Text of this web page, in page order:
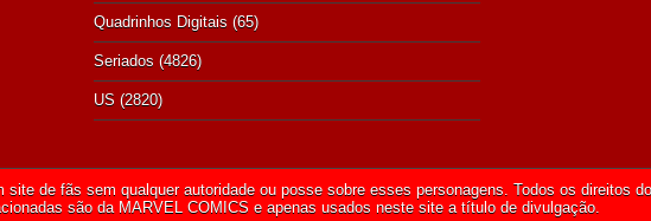
Quadrinhos Digitais (65)
Seriados (4826)
US (2820)
site de fãs sem qualquer autoridade ou posse sobre esses personagens. Todos os direitos
são da MARVEL COMICS e apenas usados neste site a título de divulgação.